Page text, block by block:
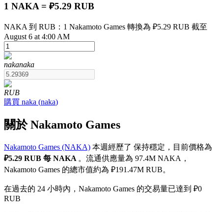
USDT永續
多種以USDT結算的永續合約
幣本位永續
以數字貨幣為保證金的永續合約
1 NAKA = ₽5.29 RUB
NAKA 到 RUB：1 Nakamoto Games 轉換為 ₽5.29 RUB 截至
August 6 at 4:00 AM
nakanaka
RUB
購買 naka (naka)
關於 Nakamoto Games
Nakamoto Games (NAKA) 本週經歷了 保持穩定，目前價格為
₽5.29 RUB 每 NAKA 。流通供應量為 97.4M NAKA，
Nakamoto Games 的總市值約為 ₽191.47M RUB。
在過去的 24 小時內，Nakamoto Games 的交易量已達到 ₽0
RUB